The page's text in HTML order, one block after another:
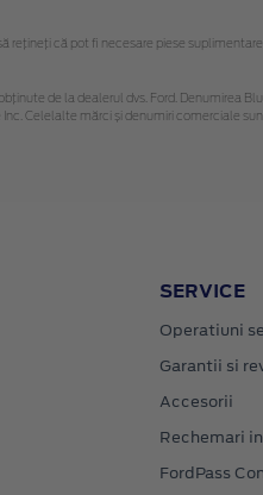
că pot fi necesare piese
de la dealerul dvs. Ford. Denumirea
Celelalte mărci și denumiri comerciale
SERVICE
Operatiuni
Garantii si
Accesorii
Rechemari
FordPass